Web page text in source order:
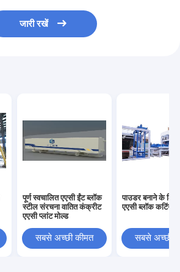
जारी रखें
पूर्ण स्वचालित एएसी ईंट ब्लॉक
स्टील संरचना वातित कंक्रीट
एएसी प्लांट मोल्ड
सबसे अच्छी कीमत
पाउडर बनाने के लिए
एएसी ब्लॉक कटिंग
सबसे अच्छी